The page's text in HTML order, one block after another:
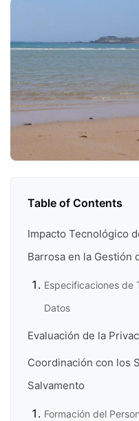
Table of Contents
Impacto Tecnológico
Barrosa en la Gestión
Especificaciones de
Datos
Evaluación de la
Coordinación con los
Salvamento
Formación del